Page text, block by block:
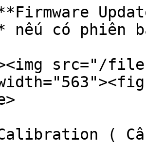
nếu có phiên
src="/files/
(